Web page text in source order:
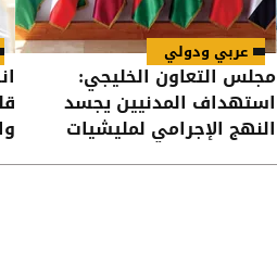
عربي ودولي
مجلس التعاون الخليجي:
استهداف المدنيين يجسد
النهج الإجرامي لمليشيات
الحوثي